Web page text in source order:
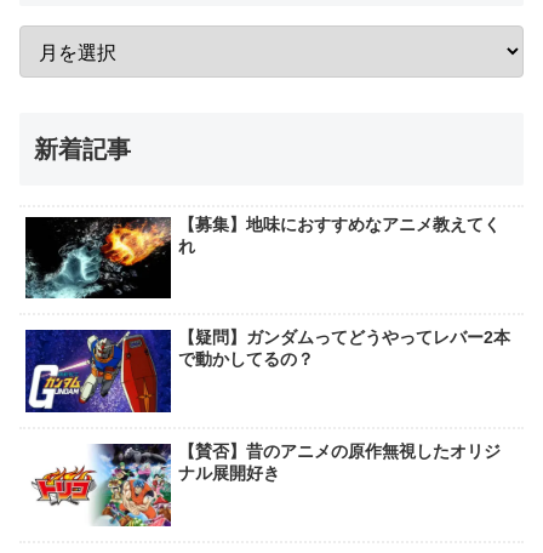
新着記事
【募集】地味におすすめなアニメ教えてく
れ
【疑問】ガンダムってどうやってレバー2本
で動かしてるの？
【賛否】昔のアニメの原作無視したオリジ
ナル展開好き